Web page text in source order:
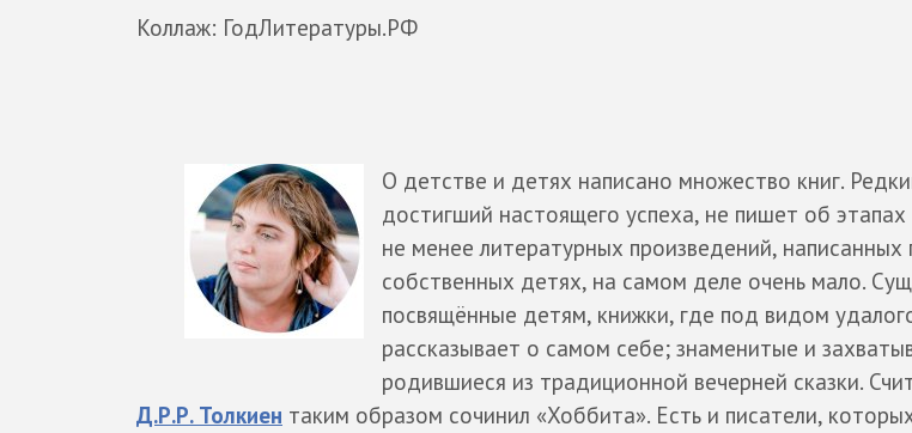
Коллаж: ГодЛитературы.РФ
О детстве и детях написано множество книг.
достигший настоящего успеха, не пишет об этапах
не менее литературных произведений, написанных
собственных детях, на самом деле очень мало.
посвящённые детям, книжки, где под видом
рассказывает о самом себе; знаменитые и
родившиеся из традиционной вечерней сказки.
Д.Р.Р. Толкиен таким образом сочинил «Хоббита». Есть и писатели,